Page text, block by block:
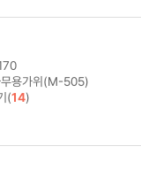
용가위(M-505)
(14)